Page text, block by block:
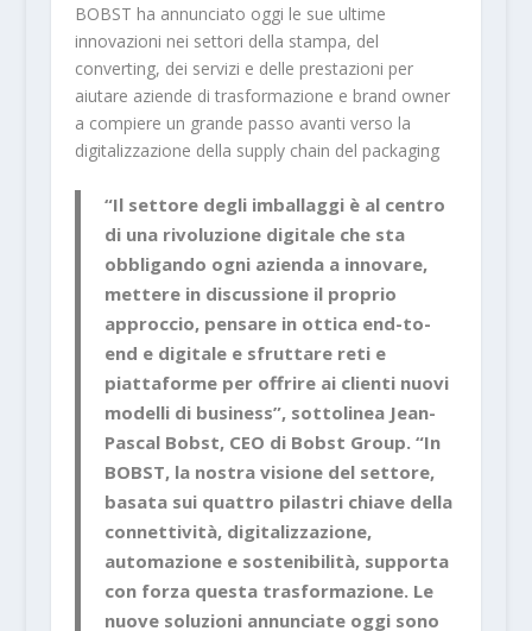
BOBST ha annunciato oggi le sue ultime
innovazioni nei settori della stampa, del
converting, dei servizi e delle prestazioni per
aiutare aziende di trasformazione e brand owner
a compiere un grande passo avanti verso la
digitalizzazione della supply chain del packaging
“Il settore degli imballaggi è al centro
di una rivoluzione digitale che sta
obbligando ogni azienda a innovare,
mettere in discussione il proprio
approccio, pensare in ottica end-to-
end e digitale e sfruttare reti e
piattaforme per offrire ai clienti nuovi
modelli di business”, sottolinea Jean-
Pascal Bobst, CEO di Bobst Group. “In
BOBST, la nostra visione del settore,
basata sui quattro pilastri chiave della
connettività, digitalizzazione,
automazione e sostenibilità, supporta
con forza questa trasformazione. Le
nuove soluzioni annunciate oggi sono